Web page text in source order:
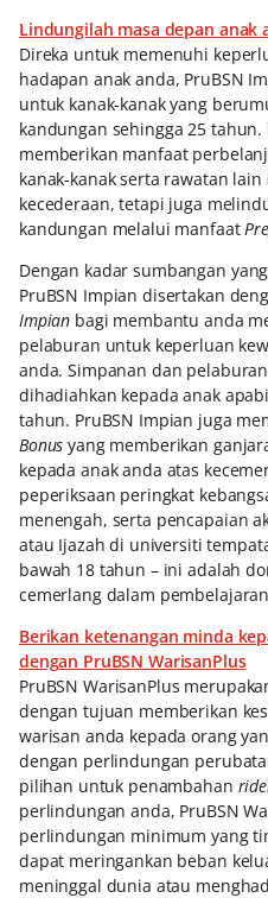
Lindungilah masa depan anak
Direka untuk memenuhi
hadapan anak anda, PruBSN
untuk kanak-kanak yang
kandungan sehingga 25
memberikan manfaat
kanak-kanak serta rawatan
kecederaan, tetapi juga
kandungan melalui manfaat
Dengan kadar sumbangan
PruBSN Impian disertakan
Impian bagi membantu anda
pelaburan untuk keperluan
anda. Simpanan dan
dihadiahkan kepada anak
tahun. PruBSN Impian juga
Bonus yang memberikan
kepada anak anda atas
peperiksaan peringkat
menengah, serta pencapaian
atau Ijazah di universiti
bawah 18 tahun – ini adalah
cemerlang dalam
Berikan ketenangan minda
dengan PruBSN WarisanPlus
PruBSN WarisanPlus
dengan tujuan memberikan
warisan anda kepada orang
dengan perlindungan
pilihan untuk penambahan
perlindungan anda, PruBSN
perlindungan minimum yang
dapat meringankan beban
meninggal dunia atau